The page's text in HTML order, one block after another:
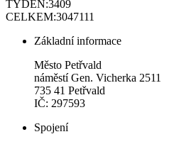
TÝDEN:3409
CELKEM:3047111
Základní informace
Město Petřvald
náměstí Gen. Vicherka 2511
735 41 Petřvald
IČ: 297593
Spojení